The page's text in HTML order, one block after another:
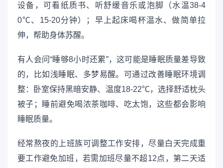
设备，可看纸质书、听舒缓音乐或泡脚（水温38-4
0℃、15-20分钟）；早上起床喝杯温水、做简单拉
伸，帮助身体苏醒。
有人会问“睡够8小时还累”，这可能是睡眠质量差导致
的，比如浅睡眠、多梦易醒。可通过改善睡眠环境调
整：卧室保持黑暗安静、温度18-22℃，选择舒适枕头
被子；睡前避免喝浓茶咖啡、吃太饱，这些都会影响
睡眠质量。
经常熬夜的上班族可调整工作安排，尽量白天完成重
要工作避免加班，若需加班尽量不超12点，第二天适